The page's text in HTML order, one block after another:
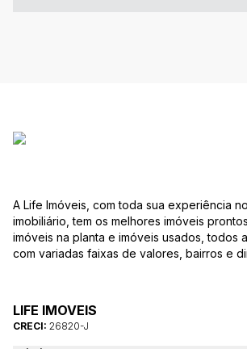
A Life Imóveis, com toda sua experiência
imobiliário, tem os melhores imóveis
imóveis na planta e imóveis usados, todos
com variadas faixas de valores, bairros e
as suas dúvidas sobre casas,
comerciais e outros produtos imobiliários.
LIFE IMOVEIS
CRECI: 26820-J